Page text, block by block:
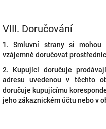
VIII. Doručování
1. Smluvní strany si mohou
vzájemně doručovat
2. Kupující doručuje
adresu uvedenou v těchto
doručuje kupujícímu
jeho zákaznickém účtu nebo v